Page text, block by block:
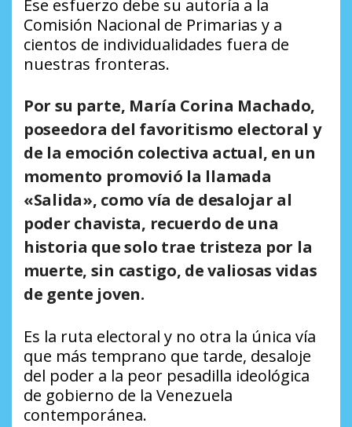
Ese esfuerzo debe su autoría a la
Comisión Nacional de Primarias y a
cientos de individualidades fuera de
nuestras fronteras.
Por su parte, María Corina Machado,
poseedora del favoritismo electoral y
de la emoción colectiva actual, en un
momento promovió la llamada
«Salida», como vía de desalojar al
poder chavista, recuerdo de una
historia que solo trae tristeza por la
muerte, sin castigo, de valiosas vidas
de gente joven.
Es la ruta electoral y no otra la única vía
que más temprano que tarde, desaloje
del poder a la peor pesadilla ideológica
de gobierno de la Venezuela
contemporánea.